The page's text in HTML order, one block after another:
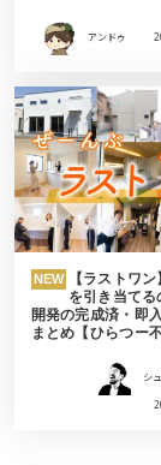
アンドゥ
NEW
【ラストワ
を引き当て
開発の完成済・即
まとめ【ひらつー
シ